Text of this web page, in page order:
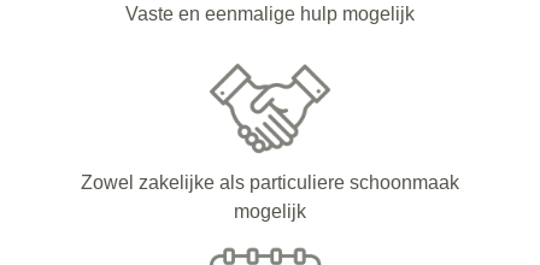
Vaste en eenmalige hulp mogelijk
Zowel zakelijke als particuliere schoonmaak
mogelijk